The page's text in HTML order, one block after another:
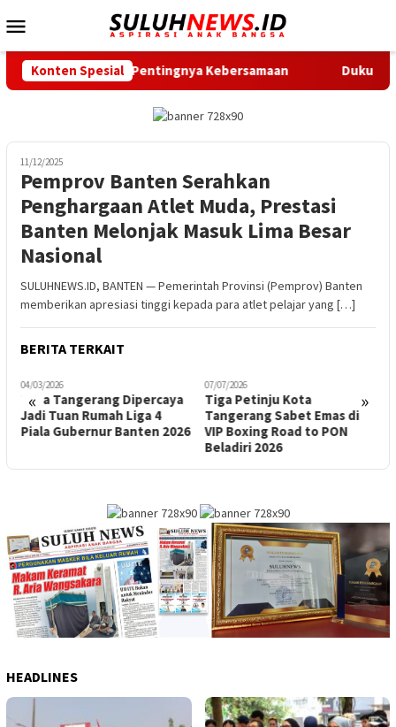
ke
Mobile
Konten Spesial
Pentingnya Kebersamaan Dukung Gerak Jalan
11/12/2025
Pemprov Banten Serahkan
Penghargaan Atlet Muda, Prestasi
Banten Melonjak Masuk Lima Besar
Nasional
SULUHNEWS.ID, BANTEN — Pemerintah Provinsi (Pemprov) Banten
memberikan apresiasi tinggi kepada para atlet pelajar yang […]
BERITA TERKAIT
« »
04/03/2026
Kota Tangerang Dipercaya
Jadi Tuan Rumah Liga 4
Piala Gubernur Banten 2026
07/07/2026
Tiga Petinju Kota
Tangerang Sabet Emas di
VIP Boxing Road to PON
Beladiri 2026
HEADLINES